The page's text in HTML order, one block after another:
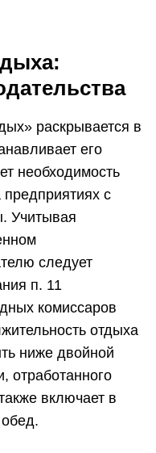
раскрывается в
его
необходимость
с
Учитывая
следует
п. 11
комиссаров
отдыха
ниже двойной
отработанного
включает в